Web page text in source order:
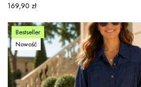
Cena
169,90 zł
Bestseller
Nowość